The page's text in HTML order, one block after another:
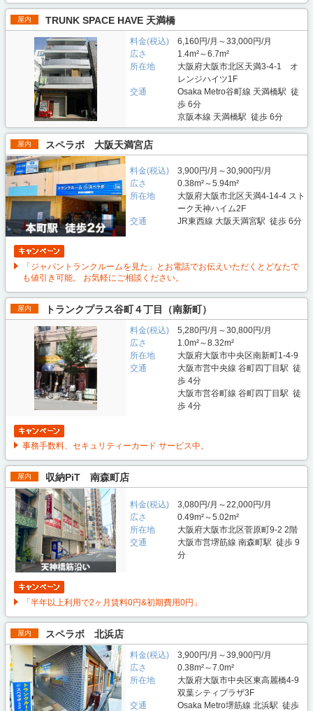
屋内 TRUNK SPACE HAVE 天満橋
料金(税込)
6,160円/月～33,000円/月
広さ
1.4m²～6.7m²
所在地
大阪府大阪市北区天満3-4-1 オ
レンジハイツ1F
交通
Osaka Metro谷町線 天満橋駅 徒
歩 6分
京阪本線 天満橋駅 徒歩 6分
屋内 スペラボ 大阪天満宮店
料金(税込)
3,900円/月～30,900円/月
広さ
0.38m²～5.94m²
所在地
大阪府大阪市北区天満4-14-4 スト
ーク天神ハイム2F
交通
JR東西線 大阪天満宮駅 徒歩 6分
「ジャパントランクルームを見た」とお電話でお伝えいただくとどなたで
も値引き可能。 お気軽にご相談ください。
屋内 トランクプラス谷町４丁目（南新町）
料金(税込)
5,280円/月～30,800円/月
広さ
1.0m²～8.32m²
所在地
大阪府大阪市中央区南新町1-4-9
交通
大阪市営中央線 谷町四丁目駅 徒
歩 4分
大阪市営谷町線 谷町四丁目駅 徒
歩 4分
事務手数料、セキュリティーカード サービス中。
屋内 収納PiT 南森町店
料金(税込)
3,080円/月～22,000円/月
広さ
0.49m²～5.02m²
所在地
大阪府大阪市北区菅原町9-2 2階
交通
大阪市営堺筋線 南森町駅 徒歩 9
分
「半年以上利用で2ヶ月賃料0円&初期費用0円」
屋内 スペラボ 北浜店
料金(税込)
3,900円/月～39,900円/月
広さ
0.38m²～7.0m²
所在地
大阪府大阪市中央区東高麗橋4-9
双葉シティプラザ3F
交通
Osaka Metro堺筋線 北浜駅 徒歩